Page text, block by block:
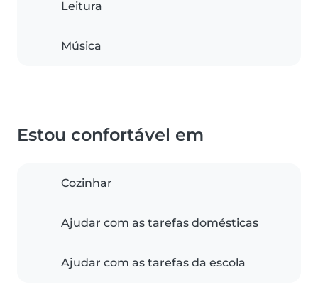
Leitura
Música
Estou confortável em
Cozinhar
Ajudar com as tarefas domésticas
Ajudar com as tarefas da escola